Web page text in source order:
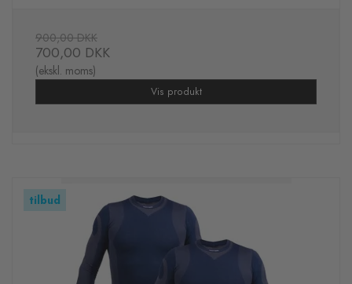
900,00 DKK
700,00 DKK
(ekskl. moms)
Vis produkt
tilbud